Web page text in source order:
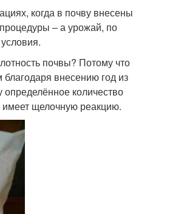
когда в почву внесены
– а урожай, по
почвы? Потому что
благодаря внесению год из
количество
имеет щелочную реакцию.